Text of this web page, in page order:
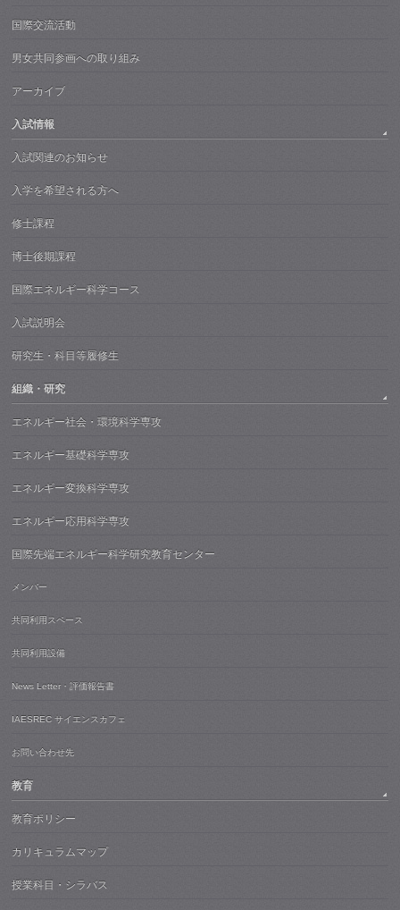
国際交流活動
男女共同参画への取り組み
アーカイブ
入試情報
入試関連のお知らせ
入学を希望される方へ
修士課程
博士後期課程
国際エネルギー科学コース
入試説明会
研究生・科目等履修生
組織・研究
エネルギー社会・環境科学専攻
エネルギー基礎科学専攻
エネルギー変換科学専攻
エネルギー応用科学専攻
国際先端エネルギー科学研究教育センター
メンバー
共同利用スペース
共同利用設備
News Letter・評価報告書
IAESREC サイエンスカフェ
お問い合わせ先
教育
教育ポリシー
カリキュラムマップ
授業科目・シラバス